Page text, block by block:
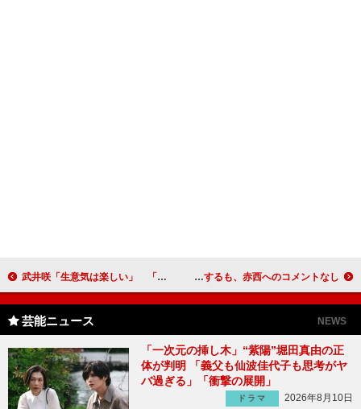
武井咲「生意気は楽しい」 「裏で裏切るのは俺」と遠藤憲一 KAT-TUN亀梨和也、赤西結婚には無言 商品ＰＲをするも、赤西へのコメントなし
芸能ニュース NEWS
「一次元の挿し木」“紫陽”堀田真由の正
体が判明 「義父も仙波佳代子も思考がヤ
バ過ぎる」「衝撃の展開」
ドラマ
2026年8月10日